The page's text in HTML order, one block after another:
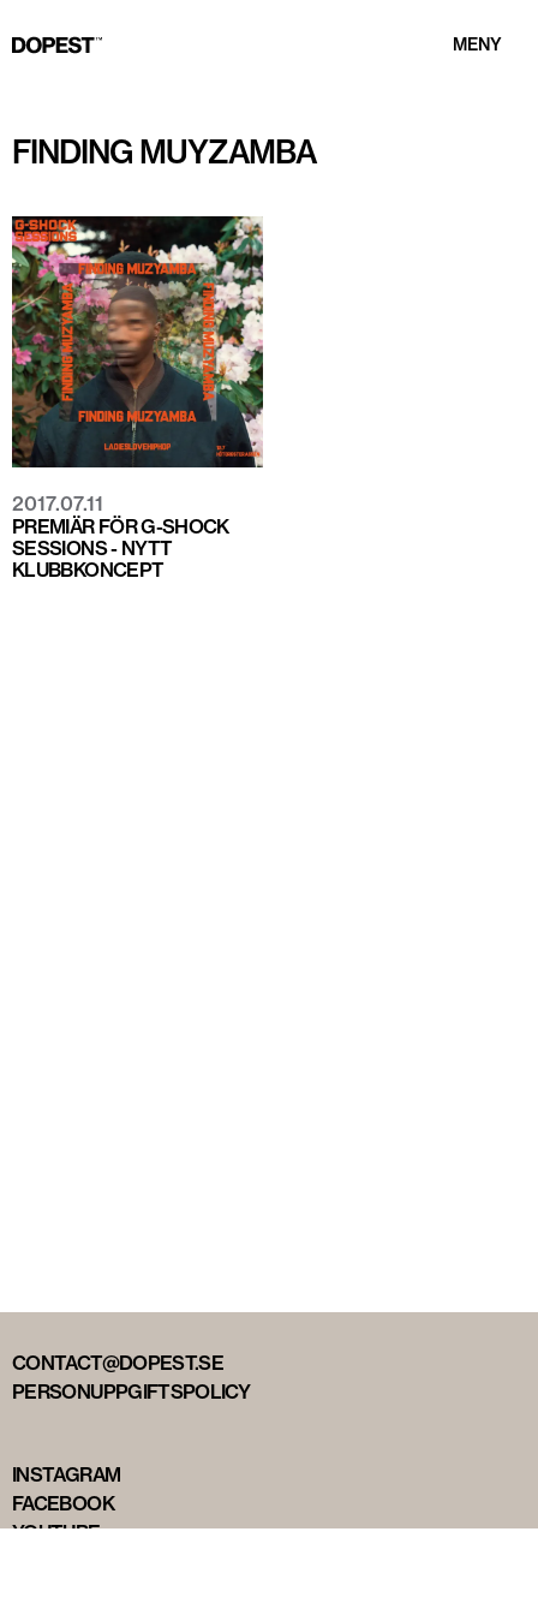
MENY
FINDING MUYZAMBA
2017.07.11
PREMIÄR FÖR G-SHOCK
SESSIONS - NYTT
KLUBBKONCEPT
CONTACT@DOPEST.SE
PERSONUPPGIFTSPOLICY
INSTAGRAM
FACEBOOK
YOUTUBE